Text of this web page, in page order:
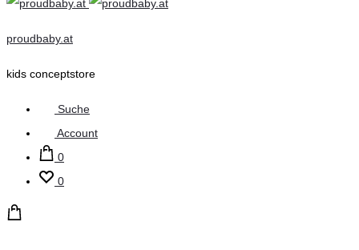
proudbaby.at
kids conceptstore
Suche
Account
0
0